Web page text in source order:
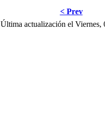
< Prev
Última actualización el Viernes,